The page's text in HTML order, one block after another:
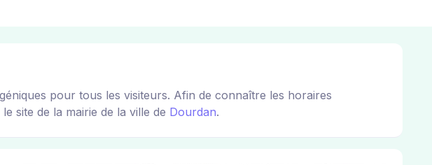
pour tous les visiteurs. Afin de connaître les horaires
site de la mairie de la ville de Dourdan.